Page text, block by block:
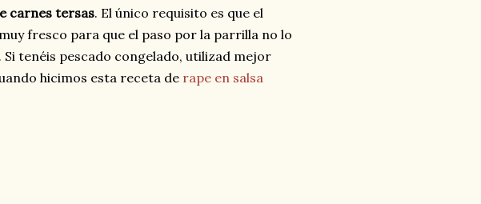
carnes tersas. El único requisito es que el
fresco para que el paso por la parrilla no lo
tenéis pescado congelado, utilizad mejor
hicimos esta receta de rape en salsa